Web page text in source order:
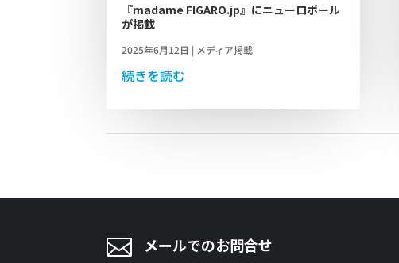
『madame FIGARO.jp』にニューロボール
が掲載
2025年6月12日 | メディア掲載
続きを読む
 メールでのお問合せ